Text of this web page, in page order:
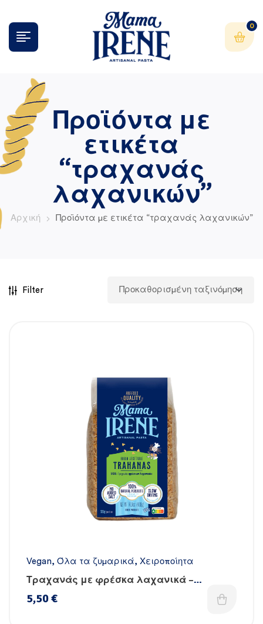
0
Προϊόντα με
ετικέτα
“τραχανάς
λαχανικών”
Αρχική Προϊόντα με ετικέτα “τραχανάς λαχανικών”
Filter
Vegan, Όλα τα ζυμαρικά, Χειροποίητα
Τραχανάς με φρέσκα λαχανικά –
Χειροποίητος
5,50€